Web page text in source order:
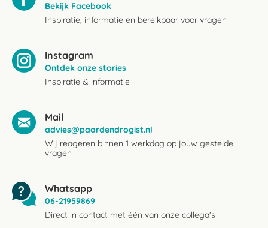
Bekijk Facebook
Inspiratie, informatie en bereikbaar voor vragen
Instagram
Ontdek onze stories
Inspiratie & informatie
Mail
advies@paardendrogist.nl
Wij reageren binnen 1 werkdag op jouw gestelde
vragen
Whatsapp
06-21959869
Direct in contact met één van onze collega's